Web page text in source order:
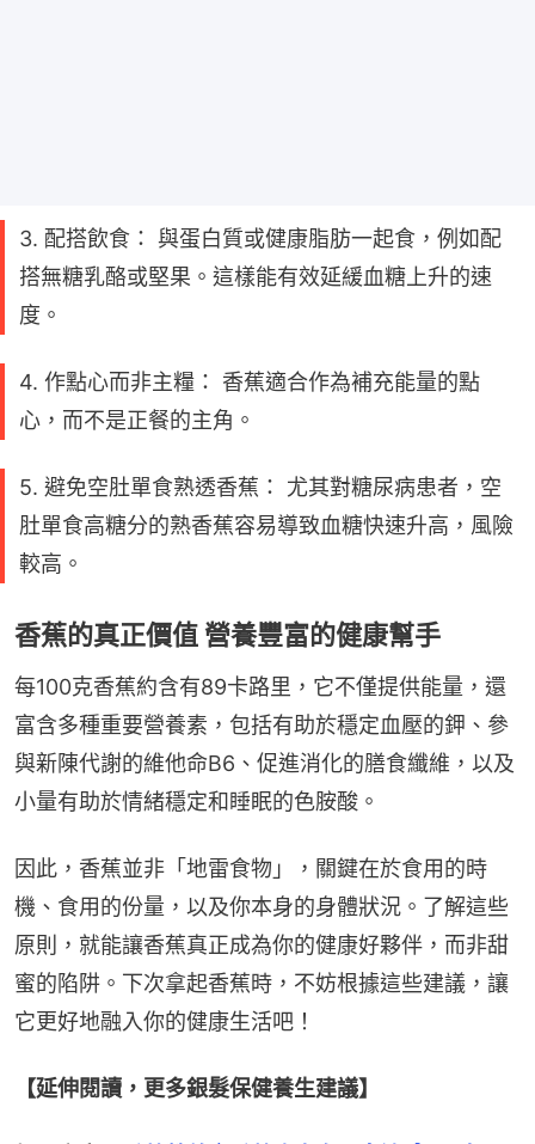
3. 配搭飲食： 與蛋白質或健康脂肪一起食，例如配
搭無糖乳酪或堅果。這樣能有效延緩血糖上升的速
度。
4. 作點心而非主糧： 香蕉適合作為補充能量的點
心，而不是正餐的主角。
5. 避免空肚單食熟透香蕉： 尤其對糖尿病患者，空
肚單食高糖分的熟香蕉容易導致血糖快速升高，風險
較高。
香蕉的真正價值 營養豐富的健康幫手
每100克香蕉約含有89卡路里，它不僅提供能量，還
富含多種重要營養素，包括有助於穩定血壓的鉀、參
與新陳代謝的維他命B6、促進消化的膳食纖維，以及
小量有助於情緒穩定和睡眠的色胺酸。
因此，香蕉並非「地雷食物」，關鍵在於食用的時
機、食用的份量，以及你本身的身體狀況。了解這些
原則，就能讓香蕉真正成為你的健康好夥伴，而非甜
蜜的陷阱。下次拿起香蕉時，不妨根據這些建議，讓
它更好地融入你的健康生活吧！
【延伸閱讀，更多銀髮保健養生建議】